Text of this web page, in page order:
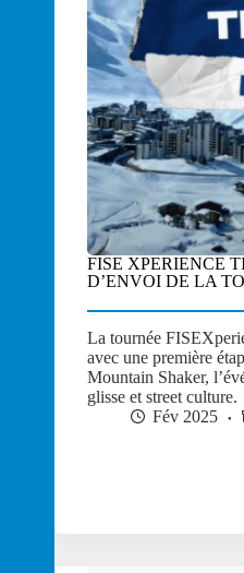
FISE XPERIENCE
D’ENVOI DE LA
La tournée
avec une première
Mountain Shaker,
glisse et street culture.
Fév 2025